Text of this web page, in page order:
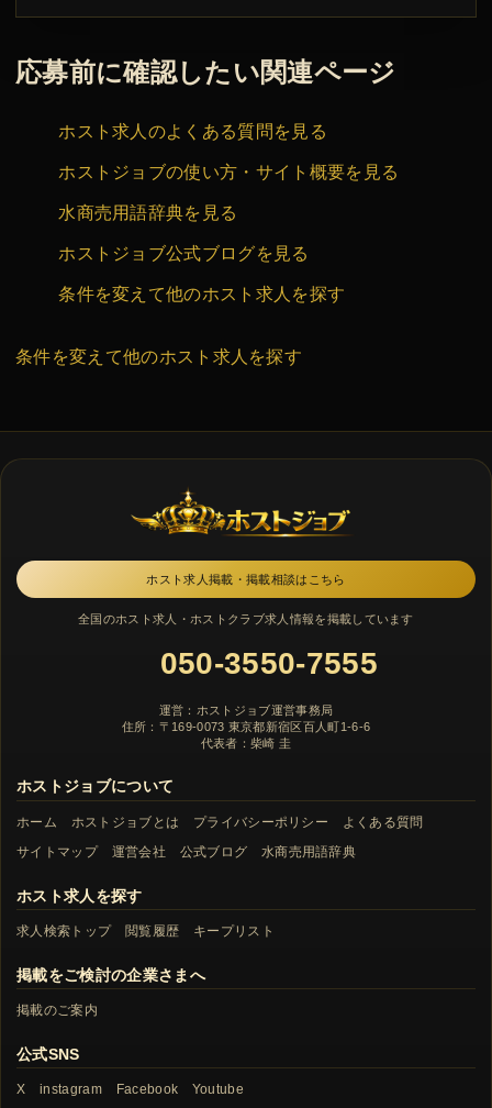
応募前に確認したい関連ページ
ホスト求人のよくある質問を見る
ホストジョブの使い方・サイト概要を見る
水商売用語辞典を見る
ホストジョブ公式ブログを見る
条件を変えて他のホスト求人を探す
条件を変えて他のホスト求人を探す
ホスト求人掲載・掲載相談はこちら
全国のホスト求人・ホストクラブ求人情報を掲載しています
050-3550-7555
運営：ホストジョブ運営事務局
住所：〒169-0073 東京都新宿区百人町1-6-6
代表者：柴崎 圭
ホストジョブについて
ホーム ホストジョブとは プライバシーポリシー
よくある質問
サイトマップ
運営会社 公式ブログ 水商売用語辞典
ホスト求人を探す
求人検索トップ 閲覧履歴 キープリスト
掲載をご検討の企業さまへ
掲載のご案内
公式SNS
X instagram Facebook Youtube